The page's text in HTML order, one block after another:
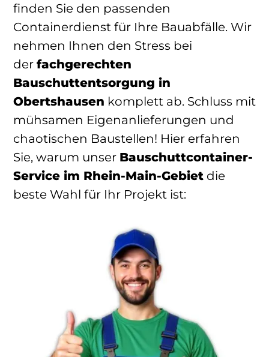
finden Sie den passenden
Containerdienst für Ihre Bauabfälle. Wir
nehmen Ihnen den Stress bei
der fachgerechten
Bauschuttentsorgung in
Obertshausen komplett ab. Schluss mit
mühsamen Eigenanlieferungen und
chaotischen Baustellen! Hier erfahren
Sie, warum unser Bauschuttcontainer-
Service im Rhein-Main-Gebiet die
beste Wahl für Ihr Projekt ist: